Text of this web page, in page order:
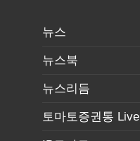
뉴스
뉴스북
뉴스리듬
토마토증권통 Live